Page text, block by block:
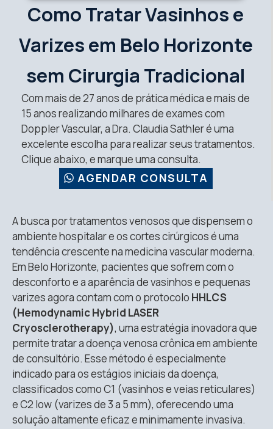
Como Tratar Vasinhos e
Varizes em Belo Horizonte
sem Cirurgia Tradicional
Com mais de 27 anos de prática médica e mais de
15 anos realizando milhares de exames com
Doppler Vascular, a Dra. Claudia Sathler é uma
excelente escolha para realizar seus tratamentos.
Clique abaixo, e marque uma consulta.
AGENDAR CONSULTA
A busca por tratamentos venosos que dispensem o
ambiente hospitalar e os cortes cirúrgicos é uma
tendência crescente na medicina vascular moderna.
Em Belo Horizonte, pacientes que sofrem com o
desconforto e a aparência de vasinhos e pequenas
varizes agora contam com o protocolo HHLCS
(Hemodynamic Hybrid LASER
Cryosclerotherapy), uma estratégia inovadora que
permite tratar a doença venosa crônica em ambiente
de consultório. Esse método é especialmente
indicado para os estágios iniciais da doença,
classificados como C1 (vasinhos e veias reticulares)
e C2 low (varizes de 3 a 5 mm), oferecendo uma
solução altamente eficaz e minimamente invasiva.